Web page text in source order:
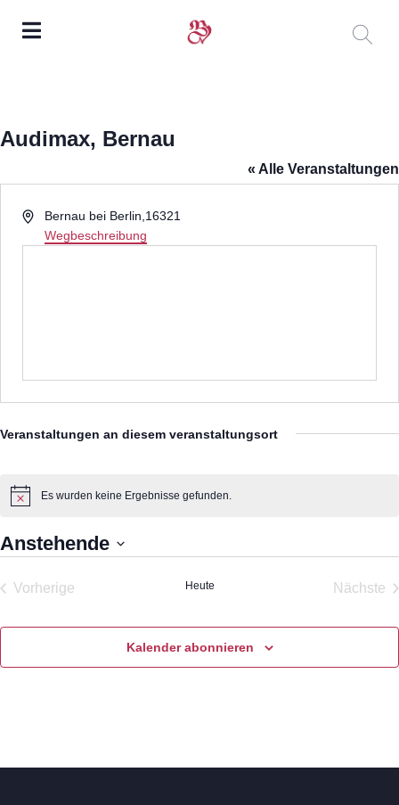
Audimax, Bernau
« Alle Veranstaltungen
AdresseBernau bei Berlin 16321
Wegbeschreibung
Veranstaltungen an diesem veranstaltungsort
HinweisEs wurden keine Ergebnisse gefunden.
Anstehende
Vorherige
Heute
Nächste
Kalender abonnieren